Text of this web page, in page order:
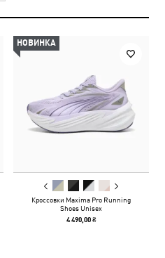
НОВИНКА
Кроссовки Maxima Pro Running
Shoes Unisex
4 490,00 ₴